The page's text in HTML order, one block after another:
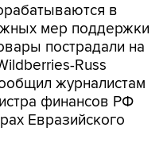
в
мер поддержки
пострадали на
Russ
журналистам
финансов РФ
Евразийского